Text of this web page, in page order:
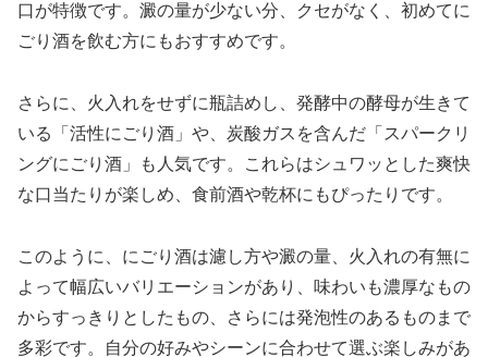
口が特徴です。澱の量が少ない分、クセがなく、初めてに
ごり酒を飲む方にもおすすめです。
さらに、火入れをせずに瓶詰めし、発酵中の酵母が生きて
いる「活性にごり酒」や、炭酸ガスを含んだ「スパークリ
ングにごり酒」も人気です。これらはシュワッとした爽快
な口当たりが楽しめ、食前酒や乾杯にもぴったりです。
このように、にごり酒は濾し方や澱の量、火入れの有無に
よって幅広いバリエーションがあり、味わいも濃厚なもの
からすっきりとしたもの、さらには発泡性のあるものまで
多彩です。自分の好みやシーンに合わせて選ぶ楽しみがあ